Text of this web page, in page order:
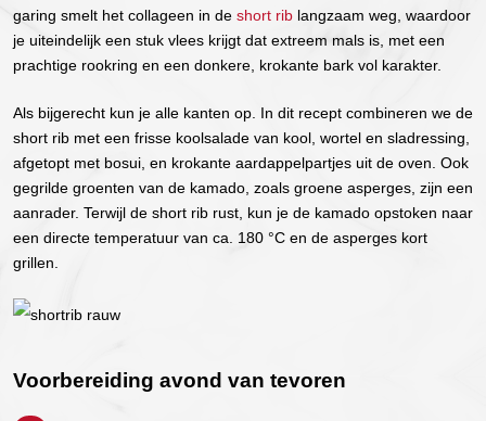
garing smelt het collageen in de short rib langzaam weg, waardoor
je uiteindelijk een stuk vlees krijgt dat extreem mals is, met een
prachtige rookring en een donkere, krokante bark vol karakter.
Als bijgerecht kun je alle kanten op. In dit recept combineren we de
short rib met een frisse koolsalade van kool, wortel en sladressing,
afgetopt met bosui, en krokante aardappelpartjes uit de oven. Ook
gegrilde groenten van de kamado, zoals groene asperges, zijn een
aanrader. Terwijl de short rib rust, kun je de kamado opstoken naar
een directe temperatuur van ca. 180 °C en de asperges kort
grillen.
Voorbereiding avond van tevoren